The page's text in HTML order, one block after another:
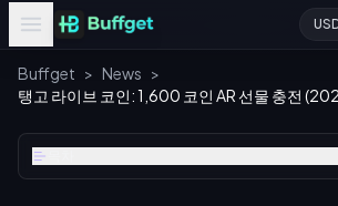
Buffget > News >
탱고 라이브 코인: 1,600 코인 AR 선물 충전